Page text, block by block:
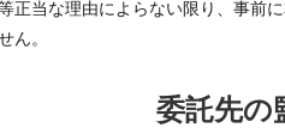
正当な理由によらない限り、事前
ん。
委託先の